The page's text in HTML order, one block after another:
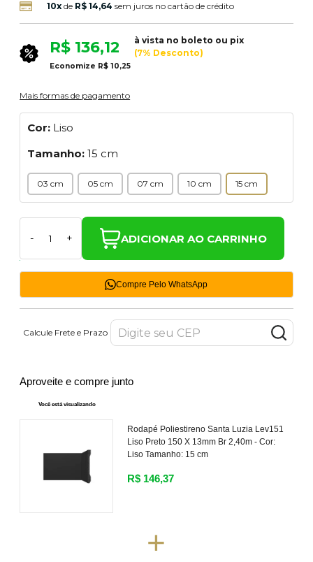
10xde R$ 14,64 sem juros no cartão de crédito
R$ 136,12
à vista no boleto ou pix
(7% Desconto)
Economize R$ 10,25
Mais formas de pagamento
Cor: Liso
Tamanho:15 cm
03 cm 05 cm 07 cm 10 cm 15 cm
- + ADICIONAR AO CARRINHO
Compre Pelo WhatsApp
Calcule Frete e Prazo
Aproveite e compre junto
Você está visualizando
Rodapé Poliestireno Santa Luzia Lev151
Liso Preto 150 X 13mm Br 2,40m -Cor:
Liso Tamanho: 15 cm
R$ 146,37
+